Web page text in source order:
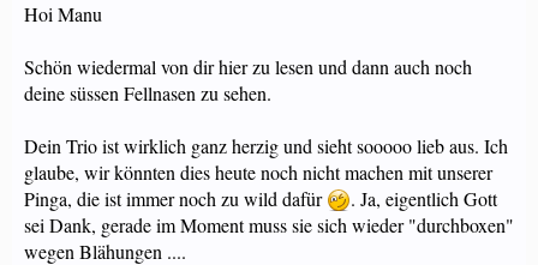
Hoi Manu
Schön wiedermal von dir hier zu lesen und dann auch noch
deine süssen Fellnasen zu sehen.
Dein Trio ist wirklich ganz herzig und sieht sooooo lieb aus. Ich
glaube, wir könnten dies heute noch nicht machen mit unserer
Pinga, die ist immer noch zu wild dafür
. Ja, eigentlich Gott
sei Dank, gerade im Moment muss sie sich wieder "durchboxen"
wegen Blähungen ....